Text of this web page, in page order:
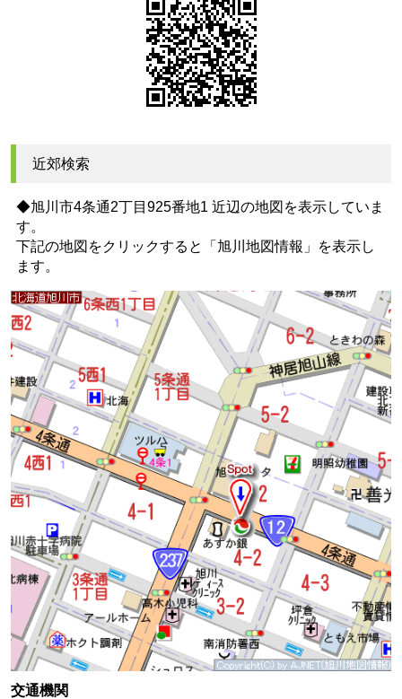
近郊検索
◆旭川市4条通2丁目925番地1 近辺の地図を表示していま
す。
下記の地図をクリックすると
「旭川地図情報」
を表示し
ます。
交通機関